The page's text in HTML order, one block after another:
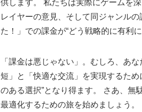
供します。 私たちは実際にゲームを
レイヤーの意見、そして同ジャンル
た！」での課金が“どう戦略的に有利
「課金は悪じゃない」。むしろ、あ
短」と「快適な交流」を実現するた
のある選択”となり得ます。 さあ、無
最適化するための旅を始めましょう。